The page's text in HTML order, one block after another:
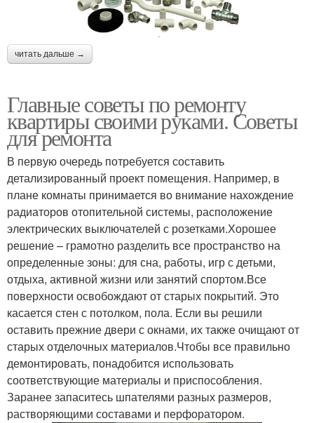
читать дальше →
Главные советы по ремонту
квартиры своими руками. Советы
для ремонта
В первую очередь потребуется составить
детализированный проект помещения. Например, в
плане комнаты принимается во внимание нахождение
радиаторов отопительной системы, расположение
электрических выключателей с розетками.Хорошее
решение – грамотно разделить все пространство на
определенные зоны: для сна, работы, игр с детьми,
отдыха, активной жизни или занятий спортом.Все
поверхности освобождают от старых покрытий. Это
касается стен с потолком, пола. Если вы решили
оставить прежние двери с окнами, их также очищают от
старых отделочных материалов.Чтобы все правильно
демонтировать, понадобится использовать
соответствующие материалы и приспособления.
Заранее запаситесь шпателями разных размеров,
растворяющими составами и перфоратором.